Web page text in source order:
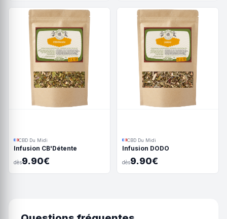
CBD Du Midi
Infusion CB'Détente
dès9.90€
CBD Du Midi
Infusion DODO
dès9.90€